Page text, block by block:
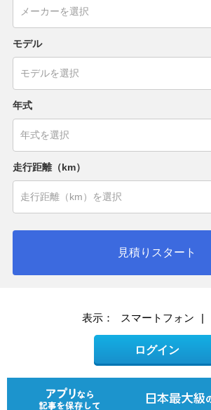
モデル
年式
走行距離（km）
見積りスタート
表示： スマートフォン |
ログイン